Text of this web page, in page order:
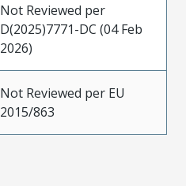
Not Reviewed per
D(2025)7771-DC (04 Feb
2026)
Not Reviewed per EU
2015/863